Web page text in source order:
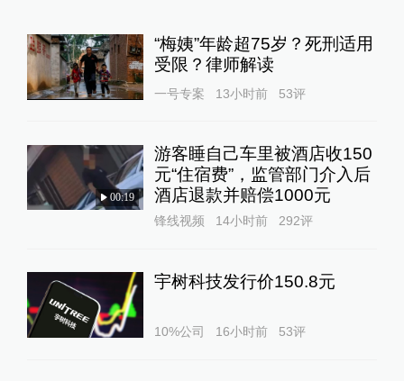
“梅姨”年龄超75岁？死刑适用
受限？律师解读
一号专案 13小时前 53评
00:19
游客睡自己车里被酒店收150
元“住宿费”，监管部门介入后
酒店退款并赔偿1000元
锋线视频 14小时前 292评
宇树科技发行价150.8元
10%公司 16小时前 53评